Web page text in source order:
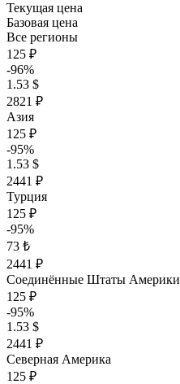
Текущая цена
Базовая цена
Все регионы
125 ₽
-96%
1.53 $
2821 ₽
Азия
125 ₽
-95%
1.53 $
2441 ₽
Турция
125 ₽
-95%
73 ₺
2441 ₽
Соединённые Штаты Америки
125 ₽
-95%
1.53 $
2441 ₽
Северная Америка
125 ₽